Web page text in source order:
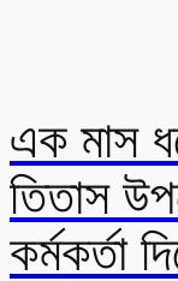
এক মাস
তিতাস
কর্মকর্তা